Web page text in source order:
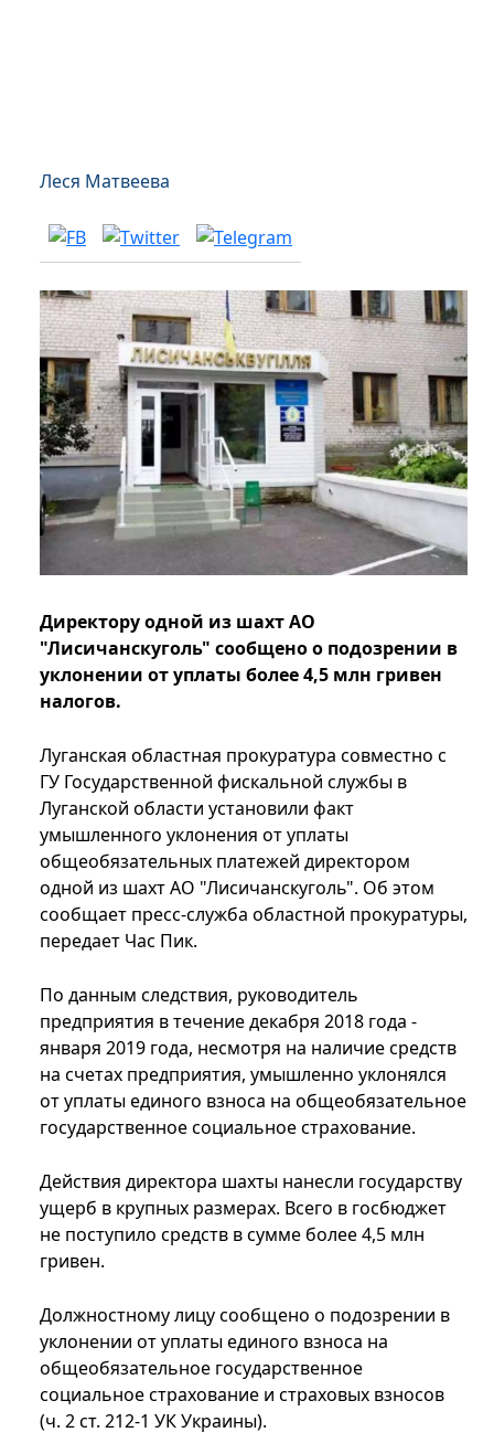
Леся Матвеева
Директору одной из шахт АО
"Лисичанскуголь" сообщено о подозрении в
уклонении от уплаты более 4,5 млн гривен
налогов.
Луганская областная прокуратура совместно с
ГУ Государственной фискальной службы в
Луганской области установили факт
умышленного уклонения от уплаты
общеобязательных платежей директором
одной из шахт АО "Лисичанскуголь". Об этом
сообщает пресс-служба областной прокуратуры,
передает Час Пик.
По данным следствия, руководитель
предприятия в течение декабря 2018 года -
января 2019 года, несмотря на наличие средств
на счетах предприятия, умышленно уклонялся
от уплаты единого взноса на общеобязательное
государственное социальное страхование.
Действия директора шахты нанесли государству
ущерб в крупных размерах. Всего в госбюджет
не поступило средств в сумме более 4,5 млн
гривен.
Должностному лицу сообщено о подозрении в
уклонении от уплаты единого взноса на
общеобязательное государственное
социальное страхование и страховых взносов
(ч. 2 ст. 212-1 УК Украины).